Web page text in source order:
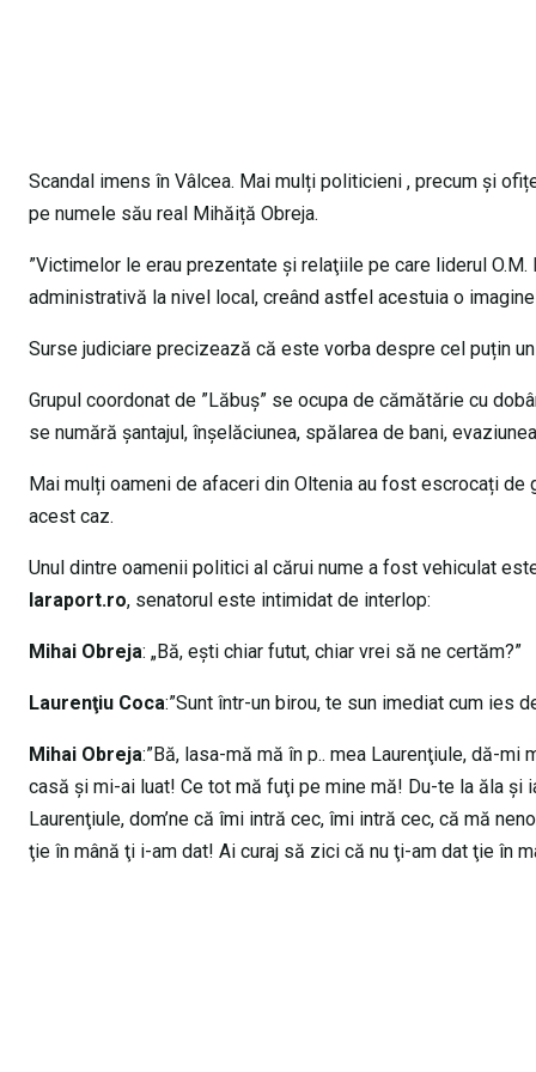
Scandal imens în Vâlcea. Mai mulți politicieni , precum și
pe numele său real Mihăiță Obreja.
”Victimelor le erau prezentate şi relaţiile pe care liderul
administrativă la nivel local, creând astfel acestuia o
Surse judiciare precizează că este vorba despre cel puțin
Grupul coordonat de ”Lăbuș” se ocupa de cămătărie cu
se numără șantajul, înșelăciunea, spălarea de bani,
Mai mulți oameni de afaceri din Oltenia au fost escrocați
acest caz.
Unul dintre oamenii politici al cărui nume a fost vehiculat
laraport.ro, senatorul este intimidat de interlop:
Mihai Obreja: „Bă, eşti chiar futut, chiar vrei să ne certăm?”
Laurenţiu Coca:”Sunt într-un birou, te sun imediat cum ies
Mihai Obreja:”Bă, lasa-mă mă în p.. mea Laurenţiule, dă-
casă şi mi-ai luat! Ce tot mă fuţi pe mine mă! Du-te la ăla şi
Laurenţiule, dom’ne că îmi intră cec, îmi intră cec, că mă
ţie în mână ţi i-am dat! Ai curaj să zici că nu ţi-am dat ţie în